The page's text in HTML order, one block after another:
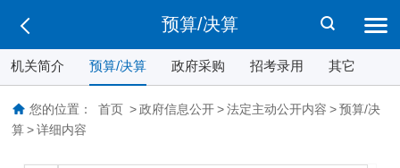
预算/决算
机关简介 预算/决算 政府采购 招考录用 其它
您的位置： 首页 > 政府信息公开 > 法定主动公开内容 > 预算/决
算 > 详细内容